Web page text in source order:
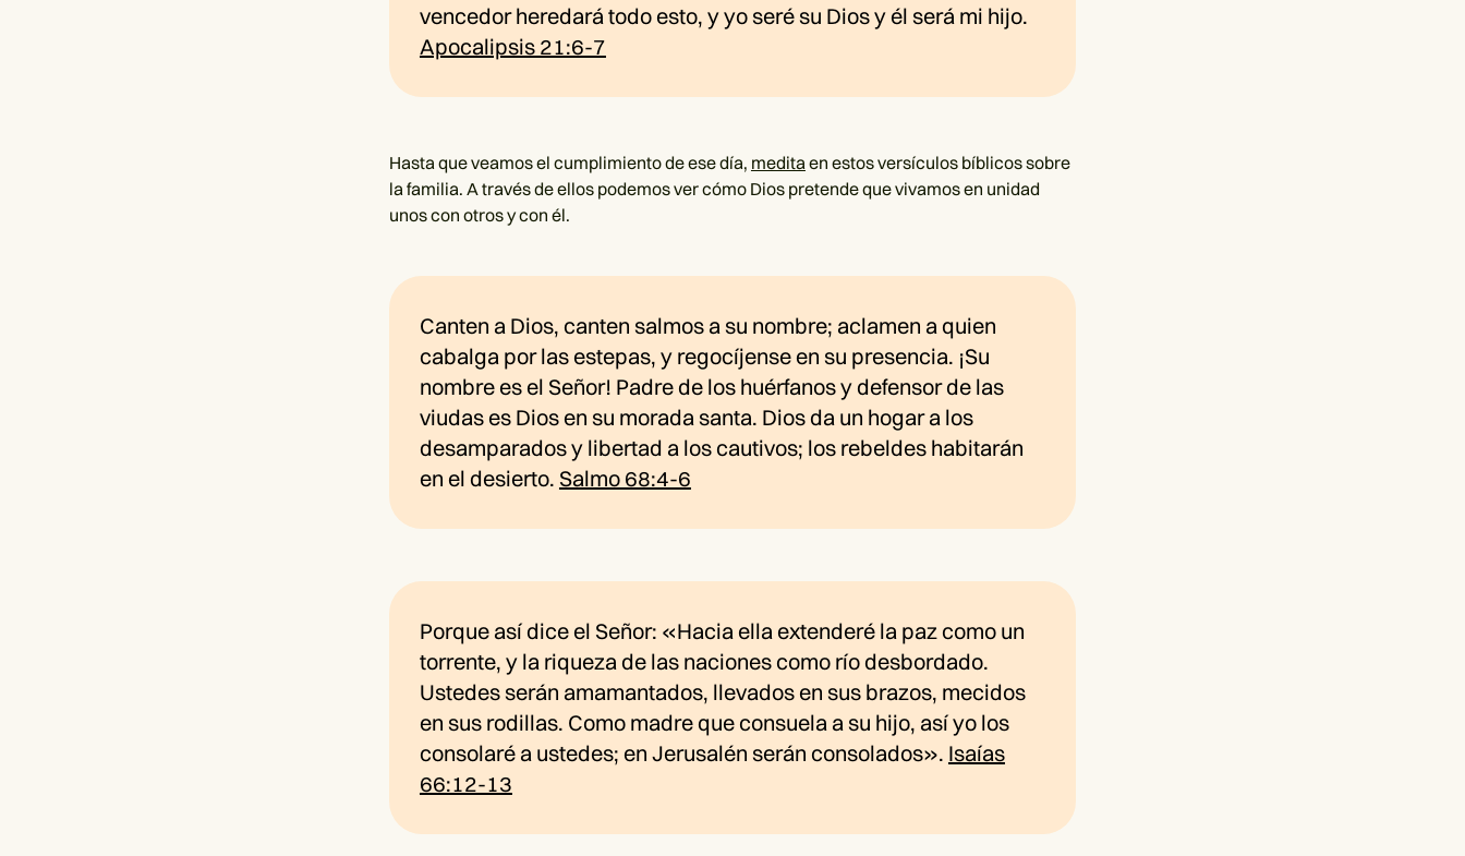
vencedor heredará todo esto, y yo seré su Dios y él será mi hijo.
Apocalipsis 21:6-7
Hasta que veamos el cumplimiento de ese día, medita en estos versículos bíblicos sobre
la familia. A través de ellos podemos ver cómo Dios pretende que vivamos en unidad
unos con otros y con él.
Canten a Dios, canten salmos a su nombre; aclamen a quien
cabalga por las estepas, y regocíjense en su presencia. ¡Su
nombre es el Señor! Padre de los huérfanos y defensor de las
viudas es Dios en su morada santa. Dios da un hogar a los
desamparados y libertad a los cautivos; los rebeldes habitarán
en el desierto. Salmo 68:4-6
Porque así dice el Señor: «Hacia ella extenderé la paz como un
torrente, y la riqueza de las naciones como río desbordado.
Ustedes serán amamantados, llevados en sus brazos, mecidos
en sus rodillas. Como madre que consuela a su hijo, así yo los
consolaré a ustedes; en Jerusalén serán consolados». Isaías
66:12-13